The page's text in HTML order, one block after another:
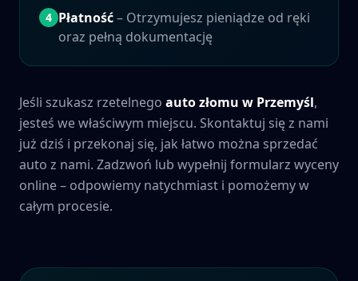
4 Płatność– Otrzymujesz pieniądze od ręki
oraz pełną dokumentację
Jeśli szukasz rzetelnego auto złomu w Przemyśl,
jesteś we właściwym miejscu. Skontaktuj się z nami
już dziś i przekonaj się, jak łatwo można sprzedać
auto z nami. Zadzwoń lub wypełnij formularz wyceny
online – odpowiemy natychmiast i pomożemy w
całym procesie.